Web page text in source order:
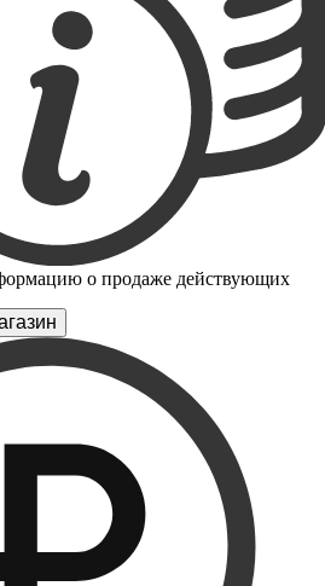
о продаже действующих